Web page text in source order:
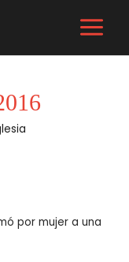
MAIN
por mujer a una